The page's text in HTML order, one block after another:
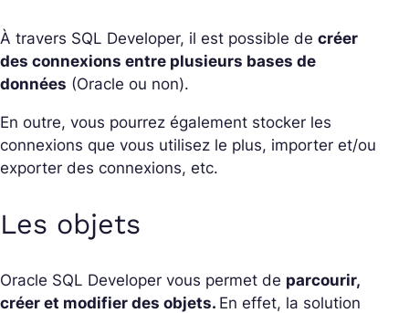
À travers SQL Developer, il est possible de créer
des connexions entre plusieurs bases de
données (Oracle ou non).
En outre, vous pourrez également stocker les
connexions que vous utilisez le plus, importer et/ou
exporter des connexions, etc.
Les objets
Oracle SQL Developer vous permet de parcourir,
créer et modifier des objets. En effet, la solution